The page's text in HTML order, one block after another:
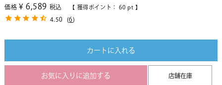
価格 ¥ 6,589 税込 【 獲得ポイント： 60 pt 】
4.50 (6)
カートに入れる
お気に入りに追加する 店舗在庫